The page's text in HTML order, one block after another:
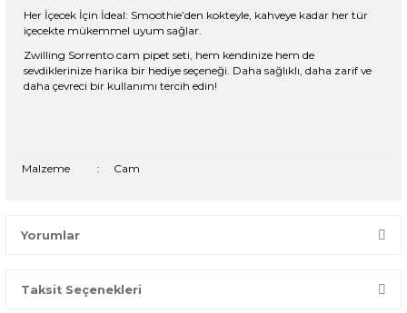
Her İçecek İçin İdeal: Smoothie’den kokteyle, kahveye kadar her tür
içecekte mükemmel uyum sağlar.
Zwilling Sorrento cam pipet seti, hem kendinize hem de
sevdiklerinize harika bir hediye seçeneği. Daha sağlıklı, daha zarif ve
daha çevreci bir kullanımı tercih edin!
Malzeme : Cam
Yorumlar
Bir dakikanızı ayırın, yorumunuzla başkalarının doğru seçim
Taksit Seçenekleri